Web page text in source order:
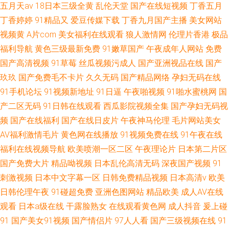
五月天av 18日本三级全黄 乱伦天堂 国产在线短视频 丁香五月
丁香婷婷 91精品又 爱豆传媒下载 丁香九月国产主播 美女网站
视频黄 A片com 美女福利在线观看 狼人激情网 伦理片香港 极品
福利导航 黄色三级最新免费 91嫩草国产 午夜成年人网站 免费
国产高清视频 91草莓 丝瓜视频污成人 国产亚洲视品在线 国产
玖玖 国产免费毛不卡片 久久无码 国产精品网络 孕妇无码在线
91手机论坛 91视频新地址 91日逼 午夜啪视频 91啪水蜜桃网 国
产二区无码 91日韩在线观看 西瓜影院视频全集 国产孕妇无码视
频 国产在线福利 国产在线日皮片 午夜神马伦理 毛片网站美女
AV福利激情毛片 黄色网在线播放 91视频免费在线 91午夜在线
福利在线视频导航 欧美喷潮一区二区 午夜理论片 日本第二片区
国产免费大片 精品呦视频 日本乱伦高清无码 深夜国产视频 91
刺激视频 日本中文字幕一区 日韩免费精品视频 日本高清v 欧美
日韩伦理午夜 91碰超免费 亚洲色图网站 精品欧美 成人AV在线
观看 日本a级在线 干露脸熟女 在线观看黄色网 成人抖音 爰上碰
91 国产美女91视频 国产情侣片 97人人看 国产三级视频在线 91